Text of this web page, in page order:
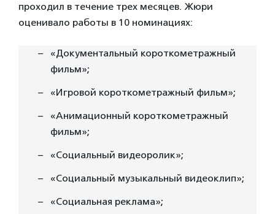
проходил в течение трех месяцев. Жюри
оценивало работы в 10 номинациях:
«Документальный короткометражный
фильм»;
«Игровой короткометражный фильм»;
«Анимационный короткометражный
фильм»;
«Социальный видеоролик»;
«Социальный музыкальный видеоклип»;
«Социальная реклама»;